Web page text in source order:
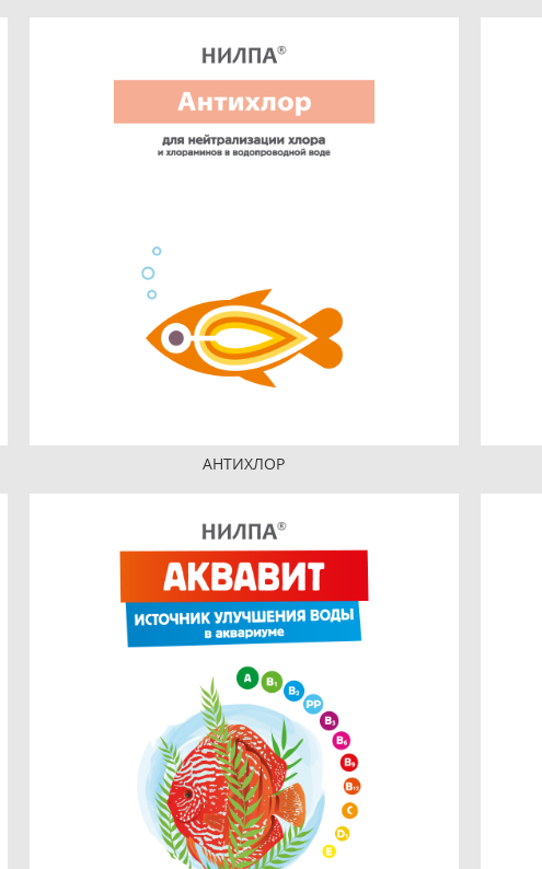
АНТИХЛОР